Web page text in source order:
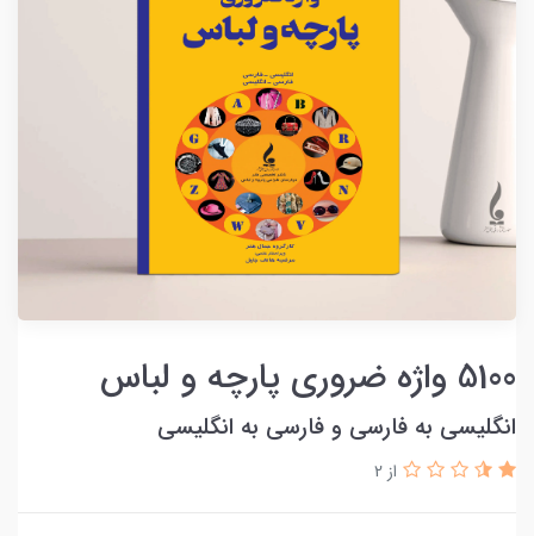
5100 واژه ضروری پارچه و لباس
انگلیسی به فارسی و فارسی به انگلیسی
از 2